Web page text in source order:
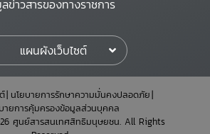
ข่าวสารของทางราชการ
แผนผังเว็บไซต์
นโยบายการรักษาความมั่นคงปลอดภัย
ายการคุ้มครองข้อมูลส่วนบุคคล
ศูนย์สารสนเทศสิทธิมนุษยชน. All Rights